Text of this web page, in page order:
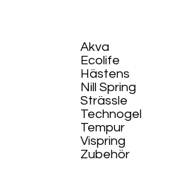
Akva
Ecolife​
Hästens
Nill Spring
Strässle
Technogel
Tempur
Vispring
Zubehör